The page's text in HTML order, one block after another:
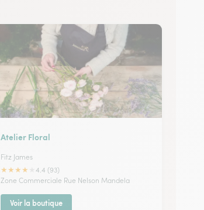
Atelier Floral
Fitz James
★★★★
4.4 (93)
Zone Commerciale Rue Nelson Mandela
Voir la boutique